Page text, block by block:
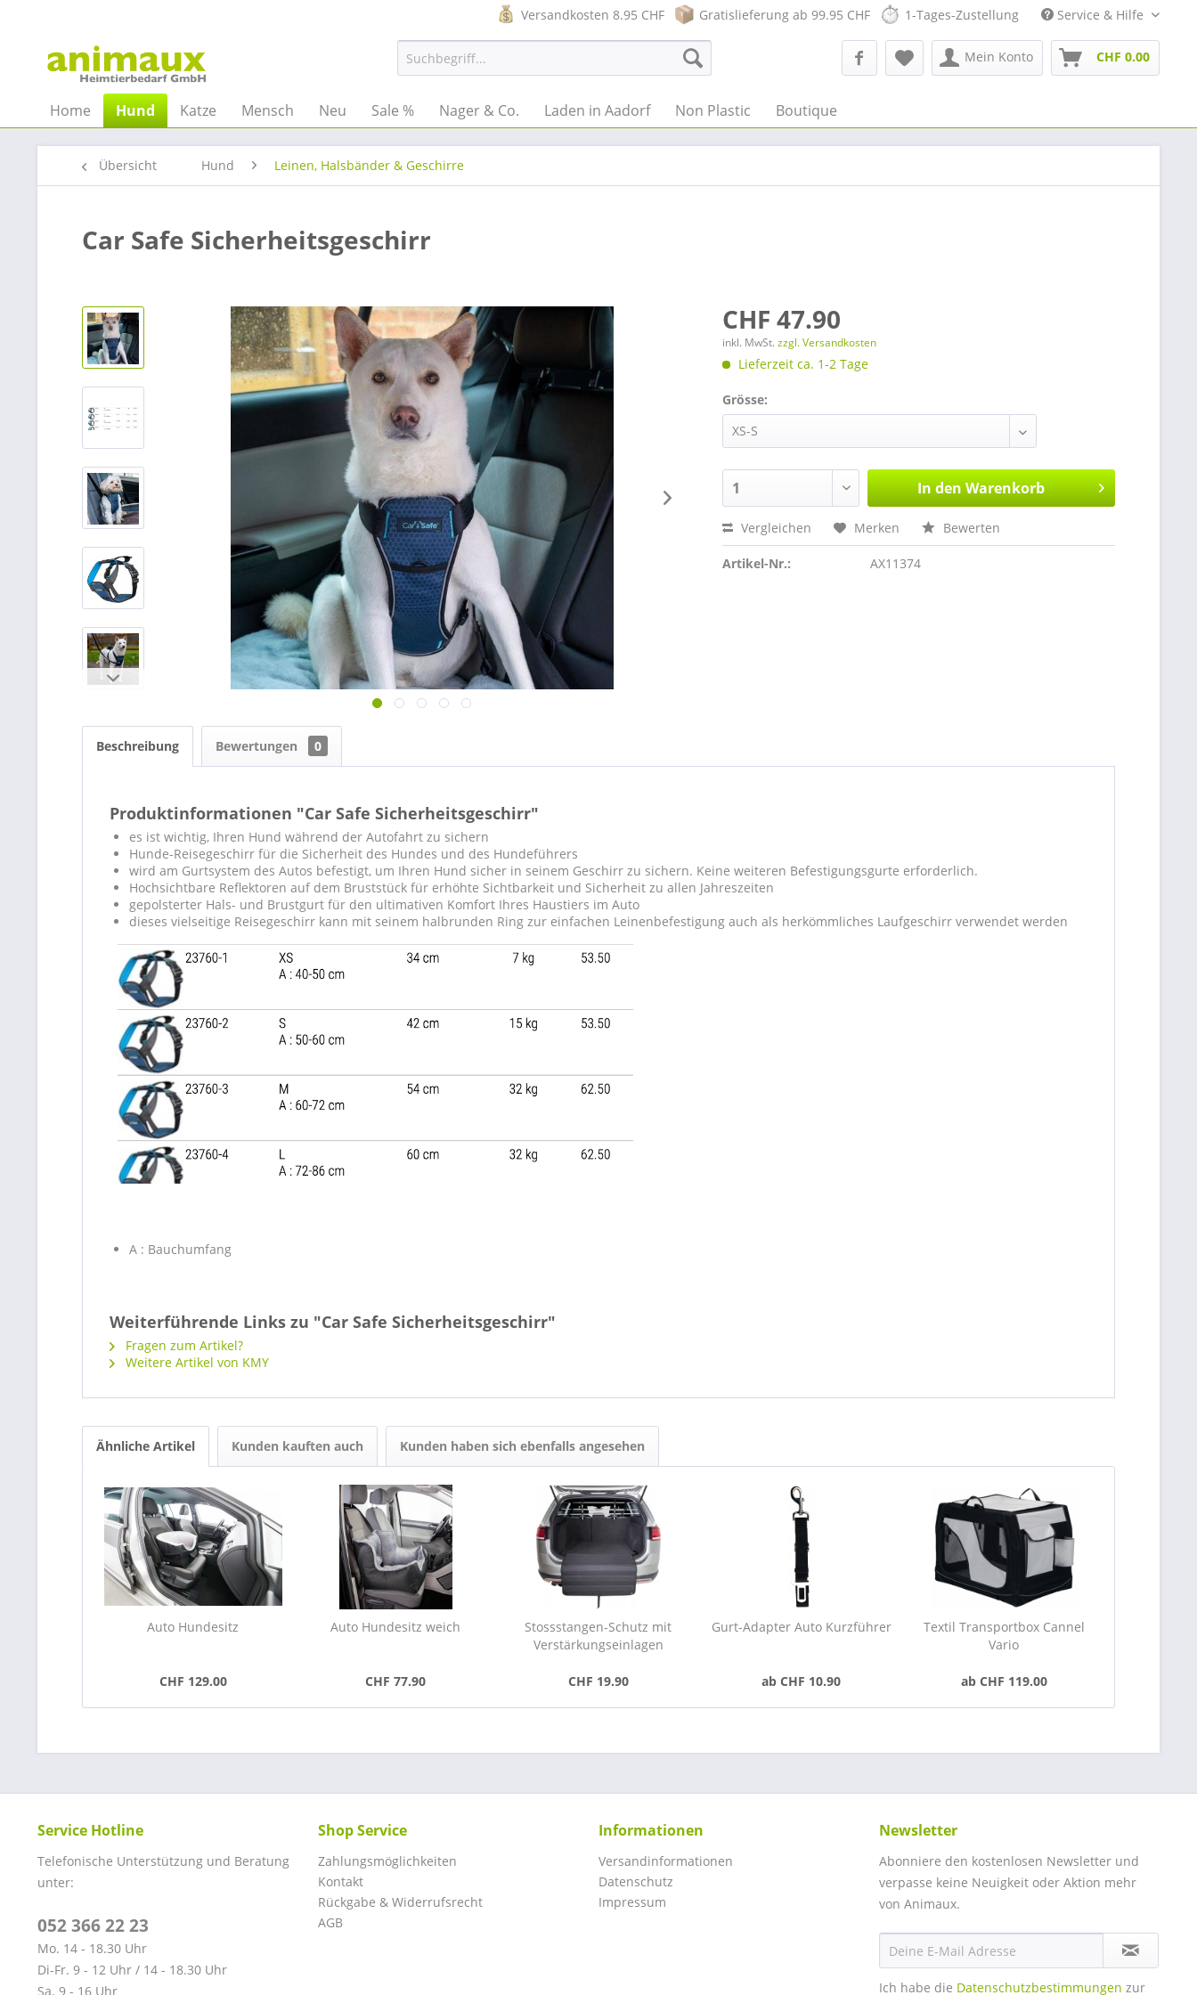
Versandkosten 8.95 CHF Gratislieferung ab 99.95 CHF 1-Tages-Zustellung Service & Hilfe
Mein Konto CHF 0.00
Home Hund Katze Mensch Neu Sale % Nager & Co. Laden in Aadorf Non Plastic Boutique
Übersicht Hund Leinen, Halsbänder & Geschirre
Car Safe Sicherheitsgeschirr
CHF 47.90
inkl. MwSt.zzgl. Versandkosten
Lieferzeit ca. 1-2 Tage
Grösse:
In den Warenkorb
Vergleichen Merken Bewerten
Artikel-Nr.: AX11374
Beschreibung Bewertungen 0
Produktinformationen "Car Safe Sicherheitsgeschirr"
es ist wichtig, Ihren Hund während der Autofahrt zu sichern
Hunde-Reisegeschirr für die Sicherheit des Hundes und des Hundeführers
wird am Gurtsystem des Autos befestigt, um Ihren Hund sicher in seinem Geschirr zu sichern. Keine weiteren Befestigungsgurte erforderlich.
Hochsichtbare Reflektoren auf dem Bruststück für erhöhte Sichtbarkeit und Sicherheit zu allen Jahreszeiten
gepolsterter Hals- und Brustgurt für den ultimativen Komfort Ihres Haustiers im Auto
dieses vielseitige Reisegeschirr kann mit seinem halbrunden Ring zur einfachen Leinenbefestigung auch als herkömmliches Laufgeschirr verwendet werden
A : Bauchumfang
Weiterführende Links zu "Car Safe Sicherheitsgeschirr"
Fragen zum Artikel?
Weitere Artikel von KMY
Ähnliche Artikel Kunden kauften auch Kunden haben sich ebenfalls angesehen
Auto Hundesitz
CHF 129.00
Auto Hundesitz weich
CHF 77.90
Stossstangen-Schutz mit
Verstärkungseinlagen
CHF 19.90
Gurt-Adapter Auto Kurzführer
ab CHF 10.90
Textil Transportbox Cannel
Vario
ab CHF 119.00
Service Hotline
Telefonische Unterstützung und Beratung
unter:
052 366 22 23
Mo. 14 - 18.30 Uhr
Di-Fr. 9 - 12 Uhr / 14 - 18.30 Uhr
Sa. 9 - 16 Uhr
Shop Service
Zahlungsmöglichkeiten
Kontakt
Rückgabe & Widerrufsrecht
AGB
Informationen
Versandinformationen
Datenschutz
Impressum
Newsletter
Abonniere den kostenlosen Newsletter und
verpasse keine Neuigkeit oder Aktion mehr
von Animaux.
Ich habe die Datenschutzbestimmungen zur